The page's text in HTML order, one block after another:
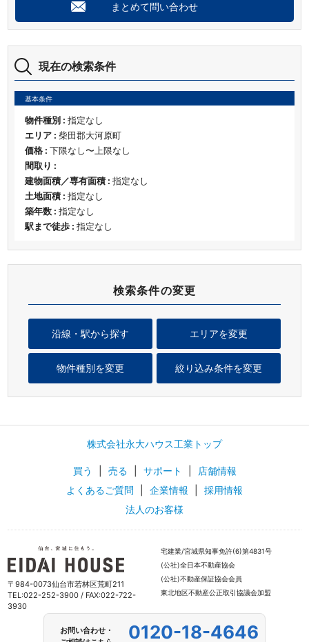
検索条件の変更
エリアを変更
沿線・駅から探す
物件種別を変更 絞り込み条件を変更
現在の検索条件
基本条件
物件種別 : 指定なし
エリア : 柴田郡大河原町
価格 : 下限なし〜上限なし
間取り :
建物面積／専有面積 : 指定なし
土地面積 : 指定なし
築年数 : 指定なし
駅まで徒歩 : 指定なし
まとめて問い合わせ
株式会社永大ハウス工業トップ
買う 売る サポート
店舗情報
よくあるご質問
企業情報
採用情報
法人のお客様
〒984-0073仙台市若林区荒町211
TEL:022-252-3900 / FAX:022-722-
3930
宅建業/宮城県知事免許(6)第4831号
(公社)全日本不動産協会
(公社)不動産保証協会会員
東北地区不動産公正取引協議会加盟
お問い合わせ・
0120-18-4646